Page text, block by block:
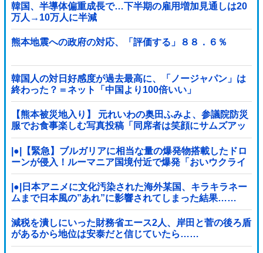
韓国、半導体偏重成長で…下半期の雇用増加見通しは20
万人→10万人に半減
熊本地震への政府の対応、「評価する」８８．６％
韓国人の対日好感度が過去最高に、「ノージャパン」は
終わった？＝ネット「中国より100倍いい」
【熊本被災地入り】 元れいわの奥田ふみよ、参議院防災
服でお食事楽しむ写真投稿「同席者は笑顔にサムズアッ
プ」
|●|【緊急】ブルガリアに相当な量の爆発物搭載したドロ
ーンが侵入！ルーマニア国境付近で爆発「おいウクライ
ナ軍がよく使う機種だぞ」
|●|日本アニメに文化汚染された海外某国、キラキラネー
ムまで日本風の”あれ”に影響されてしまった結果……
減税を潰しにいった財務省エース2人、岸田と菅の後ろ盾
があるから地位は安泰だと信じていたら……